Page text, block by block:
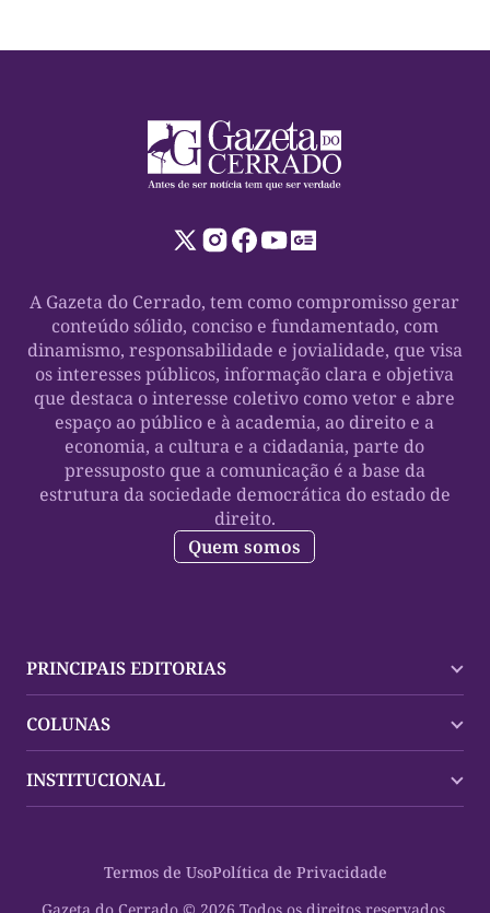
A Gazeta do Cerrado, tem como compromisso gerar
conteúdo sólido, conciso e fundamentado, com
dinamismo, responsabilidade e jovialidade, que visa
os interesses públicos, informação clara e objetiva
que destaca o interesse coletivo como vetor e abre
espaço ao público e à academia, ao direito e a
economia, a cultura e a cidadania, parte do
pressuposto que a comunicação é a base da
estrutura da sociedade democrática do estado de
direito.
Quem somos
PRINCIPAIS EDITORIAS
Palmas
Mundo
Oportunidades
Cultura
COLUNAS
Policial
Planeta Vivo
Espaço Cidadania
INSTITUCIONAL
Termos de UsoPolítica de Privacidade